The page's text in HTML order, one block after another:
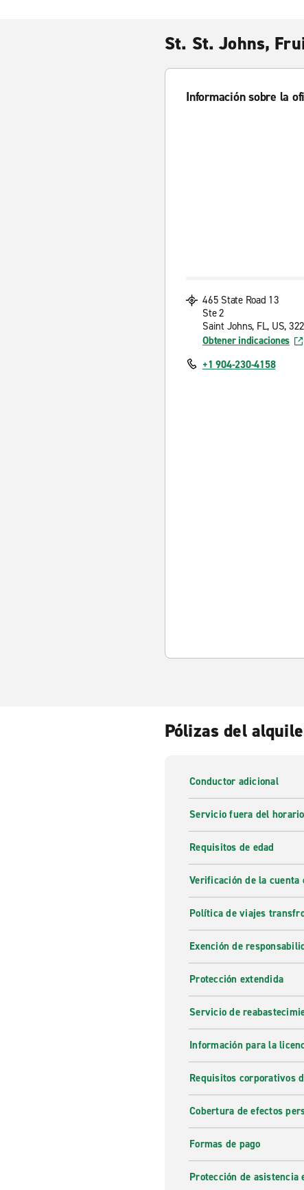
St. St. Johns,
Información sobre la
465 State Road 13
Ste 2
Saint Johns, FL, US,
Obtener indicaciones
+1 904-230-4158
Pólizas del
Conductor adicional
Servicio fuera del
Requisitos de edad
Verificación de la cuenta
Política de viajes
Exención de
Protección extendida
Servicio de
Información para la
Requisitos corporativos
Cobertura de efectos
Formas de pago
Protección de asistencia